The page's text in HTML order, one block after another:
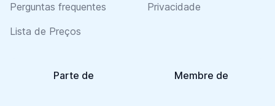
Perguntas frequentes
Lista de Preços
Privacidade
Parte de Membre de